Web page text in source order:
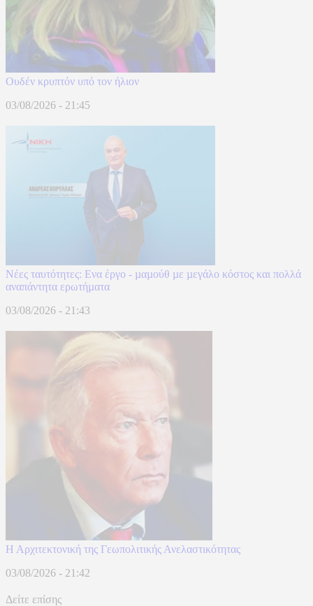
Ουδέν κρυπτόν υπό τον ήλιον
03/08/2026 - 21:45
Νέες ταυτότητες: Ενα έργο - µαµούθ µε µεγάλο κόστος και πολλά
αναπάντητα ερωτήµατα
03/08/2026 - 21:43
Η Αρχιτεκτονική της Γεωπολιτικής Ανελαστικότητας
03/08/2026 - 21:42
Δείτε επίσης